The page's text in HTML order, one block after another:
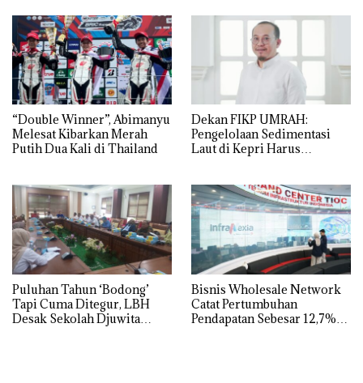
“Double Winner”, Abimanyu
Melesat Kibarkan Merah
Putih Dua Kali di Thailand
Dekan FIKP UMRAH:
Pengelolaan Sedimentasi
Laut di Kepri Harus
dengan Konservasi
Puluhan Tahun ‘Bodong’
Tapi Cuma Ditegur, LBH
Desak Sekolah Djuwita
Bisnis Wholesale Network
Catat Pertumbuhan
Pendapatan Sebesar 12,7%